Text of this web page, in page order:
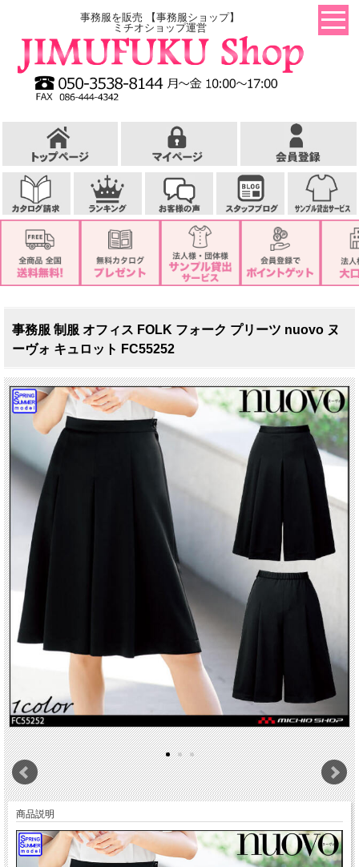
事務服を販売 【事務服ショップ】
ミチオショップ運営
事務服 制服 オフィス FOLK フォーク プリーツ nuovo ヌ
ーヴォ キュロット FC55252
商品説明